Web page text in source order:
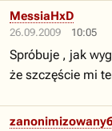
26.09.2009 10:05
MessiaHxD
Spróbuje , jak
że szczęście mi